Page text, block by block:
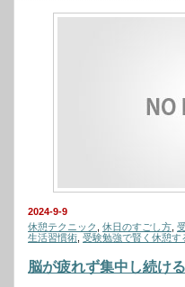
2024-9-9
休憩テクニック
休日のすごし方
生活習慣術 受験勉強で賢く休憩す
脳が疲れず集中し続け